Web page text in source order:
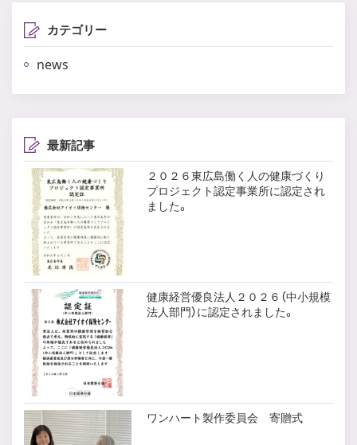
カテゴリー
news
最新記事
２０２６東広島働く人の健康づくり
プロジェクト認定事業所に認定され
ました。
健康経営優良法人２０２６（中小規模
法人部門）に認定されました。
ワンハート製作委員会 寄贈式